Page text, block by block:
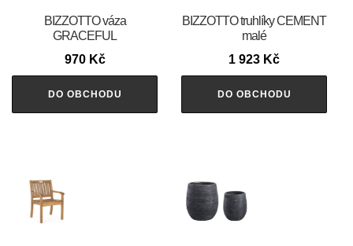
BIZZOTTO váza
GRACEFUL
970 Kč
DO OBCHODU
BIZZOTTO truhlíky CEMENT
malé
1 923 Kč
DO OBCHODU